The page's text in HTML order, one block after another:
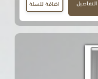
اضافة للسلة